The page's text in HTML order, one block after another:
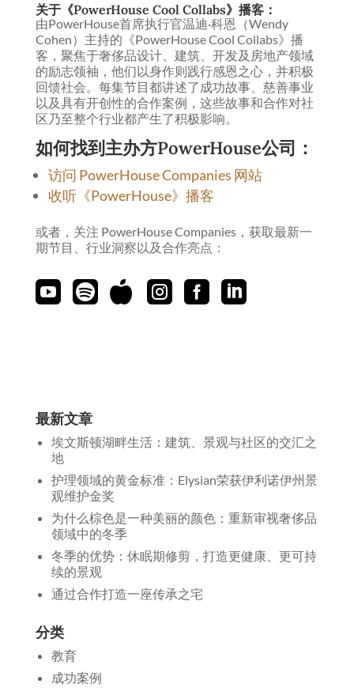
关于《PowerHouse Cool Collabs》播客：
由PowerHouse首席执行官温迪·科恩（Wendy
Cohen）主持的《PowerHouse Cool Collabs》播
客，聚焦于奢侈品设计、建筑、开发及房地产领域
的励志领袖，他们以身作则践行感恩之心，并积极
回馈社会。每集节目都讲述了成功故事、慈善事业
以及具有开创性的合作案例，这些故事和合作对社
区乃至整个行业都产生了积极影响。
如何找到主办方PowerHouse公司：
访问 PowerHouse Companies 网站
收听《PowerHouse》播客
或者，关注 PowerHouse Companies，获取最新一
期节目、行业洞察以及合作亮点：
     
最新文章
埃文斯顿湖畔生活：建筑、景观与社区的交汇之
地
护理领域的黄金标准：Elysian荣获伊利诺伊州景
观维护金奖
为什么棕色是一种美丽的颜色：重新审视奢侈品
领域中的冬季
冬季的优势：休眠期修剪，打造更健康、更可持
续的景观
通过合作打造一座传承之宅
分类
教育
成功案例